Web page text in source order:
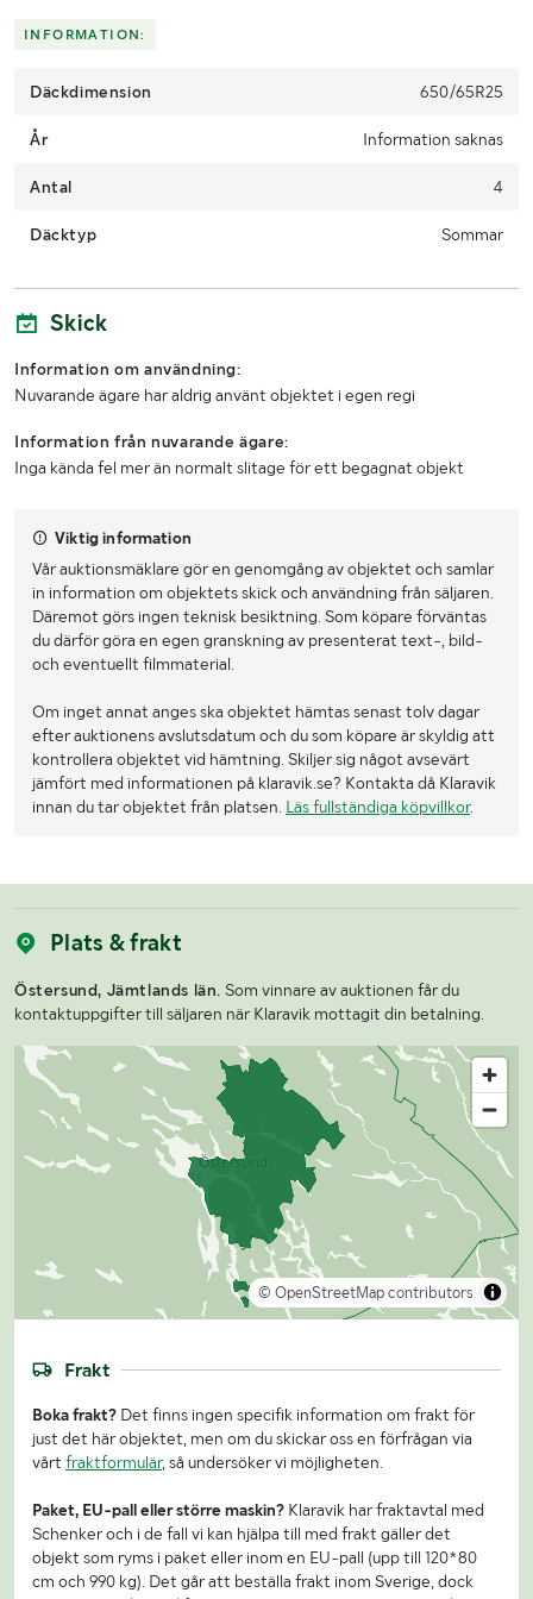
Skicka en finansieringsförfrågan här
INFORMATION:
Däckdimension 650/65R25
År Information saknas
Antal 4
Däcktyp Sommar
Skick
Information om användning:
Nuvarande ägare har aldrig använt objektet i egen regi
Information från nuvarande ägare:
Inga kända fel mer än normalt slitage för ett begagnat objekt
Viktig information
Vår auktionsmäklare gör en genomgång av objektet och samlar
in information om objektets skick och användning från säljaren.
Däremot görs ingen teknisk besiktning. Som köpare förväntas
du därför göra en egen granskning av presenterat text-, bild-
och eventuellt filmmaterial.
Om inget annat anges ska objektet hämtas senast tolv dagar
efter auktionens avslutsdatum och du som köpare är skyldig att
kontrollera objektet vid hämtning. Skiljer sig något avsevärt
jämfört med informationen på klaravik.se? Kontakta då Klaravik
innan du tar objektet från platsen. Läs fullständiga köpvillkor.
Plats & frakt
Östersund, Jämtlands län. Som vinnare av auktionen får du
kontaktuppgifter till säljaren när Klaravik mottagit din betalning.
© OpenStreetMap contributors
Frakt
Boka frakt? Det finns ingen specifik information om frakt för
just det här objektet, men om du skickar oss en förfrågan via
vårt fraktformulär, så undersöker vi möjligheten.
Paket, EU-pall eller större maskin? Klaravik har fraktavtal med
Schenker och i de fall vi kan hjälpa till med frakt gäller det
objekt som ryms i paket eller inom en EU-pall (upp till 120*80
cm och 990 kg). Det går att beställa frakt inom Sverige, dock